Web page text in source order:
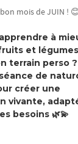
mois de JUIN !
à
et
terrain perso ?
de
créer une
vivante,
besoins 🌿💫